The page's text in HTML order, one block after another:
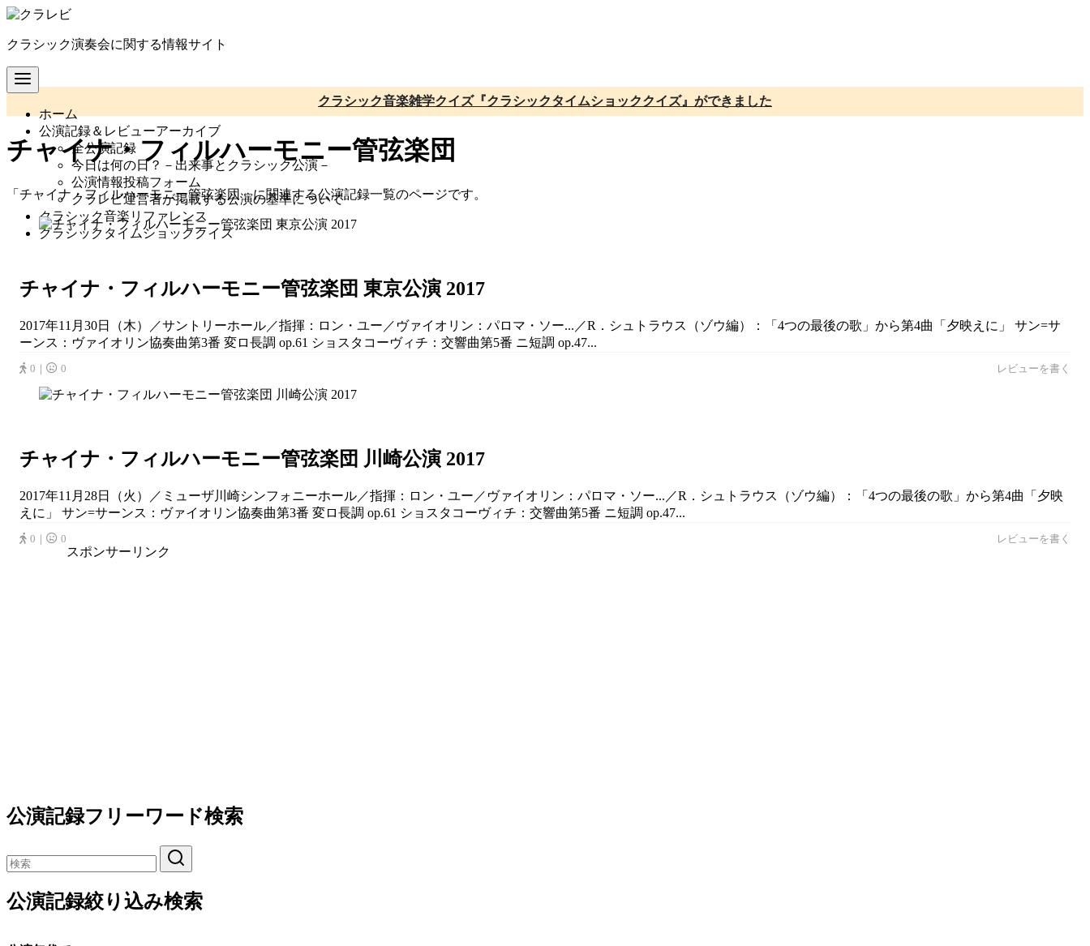
コ
テ
ン
ツ
移
クラシック演奏会に関する情報サイト
ホーム
公演記録＆レビューアーカイブ
全公演記録
今日は何の日？－出来事とクラシック公演－
公演情報投稿フォーム
クラレビ運営者が掲載する公演の基準について
クラシック音楽リファレンス
クラシックタイムショッククイズ
クラシック音楽雑学クイズ『クラシックタイムショッククイズ』ができました
チャイナ・フィルハーモニー管弦楽団
「チャイナ・フィルハーモニー管弦楽団」に関連する公演記録一覧のページです。
チャイナ・フィルハーモニー管弦楽団 東京公演 2017
2017年11月30日（木）／サントリーホール／指揮：ロン・ユー／ヴァイオリン：パロマ・ソー...／R．シュトラウス（ゾウ編）：「4つの最後の歌」から第4曲「夕映えに」 サン=サ
ーンス：ヴァイオリン協奏曲第3番 変ロ長調 op.61 ショスタコーヴィチ：交響曲第5番 ニ短調 op.47...
0｜ 0 レビューを書く
チャイナ・フィルハーモニー管弦楽団 川崎公演 2017
2017年11月28日（火）／ミューザ川崎シンフォニーホール／指揮：ロン・ユー／ヴァイオリン：パロマ・ソー...／R．シュトラウス（ゾウ編）：「4つの最後の歌」から第4曲「夕映
えに」 サン=サーンス：ヴァイオリン協奏曲第3番 変ロ長調 op.61 ショスタコーヴィチ：交響曲第5番 ニ短調 op.47...
0｜ 0 レビューを書く
スポンサーリンク
公演記録フリーワード検索
公演記録絞り込み検索